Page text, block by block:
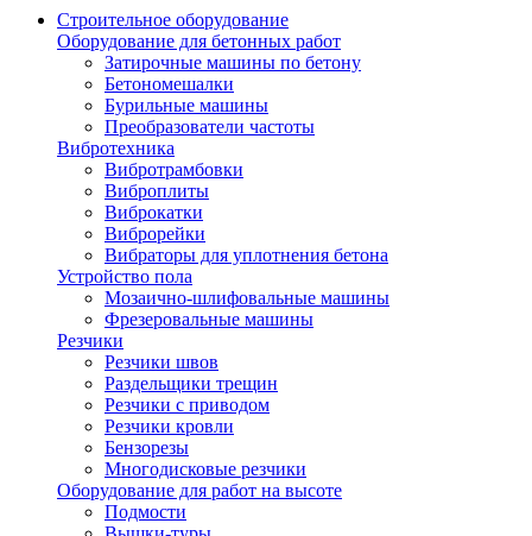
Строительное оборудование
Оборудование для бетонных работ
Затирочные машины по бетону
Бетономешалки
Бурильные машины
Преобразователи частоты
Вибротехника
Вибротрамбовки
Виброплиты
Виброкатки
Виброрейки
Вибраторы для уплотнения бетона
Устройство пола
Мозаично-шлифовальные машины
Фрезеровальные машины
Резчики
Резчики швов
Раздельщики трещин
Резчики с приводом
Резчики кровли
Бензорезы
Многодисковые резчики
Оборудование для работ на высоте
Подмости